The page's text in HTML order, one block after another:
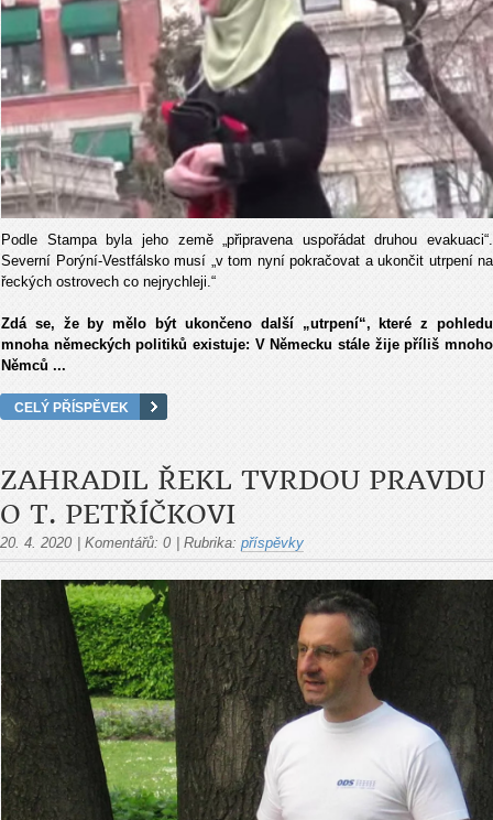
Podle Stampa byla jeho země „připravena uspořádat druhou evakuaci“.
Severní Porýní-Vestfálsko musí „v tom nyní pokračovat a ukončit utrpení na
řeckých ostrovech co nejrychleji.“
Zdá se, že by mělo být ukončeno další „utrpení“, které z pohledu
mnoha německých politiků existuje: V Německu stále žije příliš mnoho
Němců ...
CELÝ PŘÍSPĚVEK
ZAHRADIL ŘEKL TVRDOU PRAVDU
O T. PETŘÍČKOVI
20. 4. 2020 Komentářů: 0 Rubrika: příspěvky